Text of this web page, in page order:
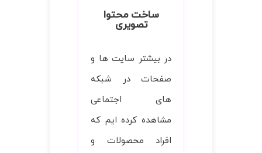
ساخت محتوا
تصویری
در بیشتر سایت ها و
صفحات در شبکه
های اجتماعی
مشاهده کرده ایم که
افراد محصولات و